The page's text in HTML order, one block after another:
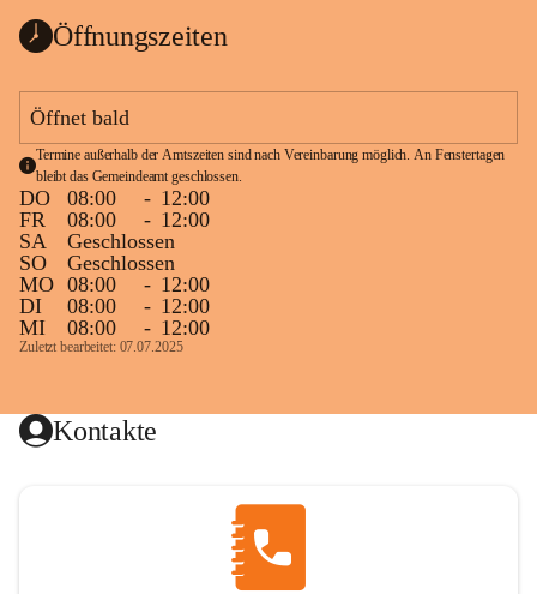
ht
1 Seite•0,1 MB
Öffnungszeiten
Öffnet bald
Termine außerhalb der Amtszeiten sind nach Vereinbarung möglich. An Fenstertagen
bleibt das Gemeindeamt geschlossen.
DO 08:00 - 12:00
FR
08:00 - 12:00
SA
Geschlossen
SO
Geschlossen
MO 08:00 - 12:00
DI
08:00 - 12:00
MI
08:00 - 12:00
Zuletzt bearbeitet: 07.07.2025
Kontakte